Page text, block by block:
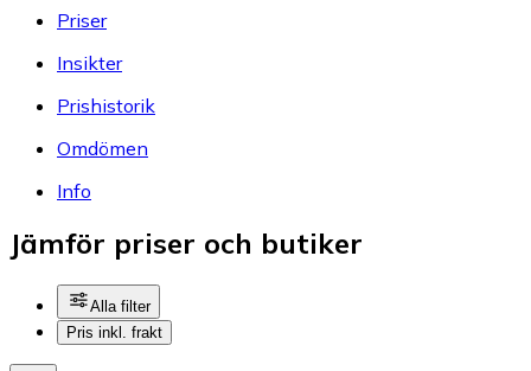
Priser
Insikter
Prishistorik
Omdömen
Info
Jämför priser och butiker
Alla filter
Pris inkl. frakt